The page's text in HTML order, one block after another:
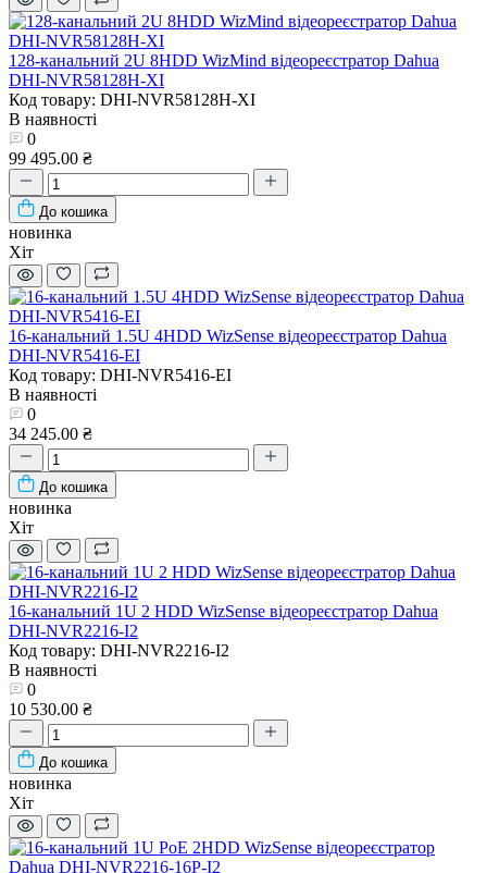
128-канальний 2U 8HDD WizMind відеореєстратор Dahua
DHI-NVR58128H-XI
Код товару: DHI-NVR58128H-XI
В наявності
0
99 495.00 ₴
До кошика
новинка
Хіт
16-канальний 1.5U 4HDD WizSense відеореєстратор Dahua
DHI-NVR5416-EI
Код товару: DHI-NVR5416-EI
В наявності
0
34 245.00 ₴
До кошика
новинка
Хіт
16-канальний 1U 2 HDD WizSense відеореєстратор Dahua
DHI-NVR2216-I2
Код товару: DHI-NVR2216-I2
В наявності
0
10 530.00 ₴
До кошика
новинка
Хіт